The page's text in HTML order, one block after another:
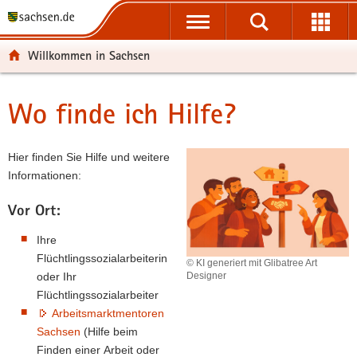
t
ü
e
r
r
t
n
v
i
a
p
n
a
l
t
-
e
r
i
Willkommen in Sachsen
Hauptinhalt
Wo finde ich Hilfe?
© KI generiert mit Glibatree Art
Designer
Hier finden Sie Hilfe und weitere
Informationen:
Vor Ort:
Ihre
Flüchtlingssozialarbeiterin
oder Ihr
Flüchtlingssozialarbeiter
Arbeitsmarktmentoren
Sachsen (Hilfe beim
Finden einer Arbeit oder